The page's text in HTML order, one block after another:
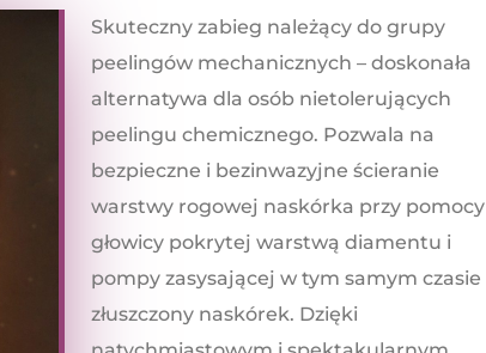
Skuteczny zabieg należący do grupy
peelingów mechanicznych – doskonała
alternatywa dla osób nietolerujących
peelingu chemicznego. Pozwala na
bezpieczne i bezinwazyjne ścieranie
warstwy rogowej naskórka przy pomocy
głowicy pokrytej warstwą diamentu i
pompy zasysającej w tym samym czasie
złuszczony naskórek. Dzięki